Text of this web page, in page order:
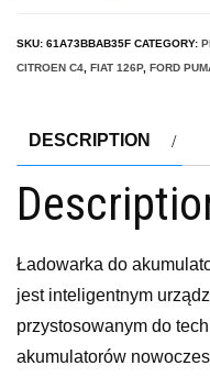
SKU: 61A73BBAB35F CATEGORY:
CITROEN C4 FIAT 126P, FORD
DESCRIPTION
Ładowarka do
jest inteligentnym
przystosowanym do
akumulatorów